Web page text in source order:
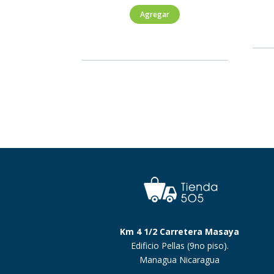
para
Agregar
Km 4 1/2 Carretera Masaya
Edificio Pellas (9no piso).
Managua Nicaragua